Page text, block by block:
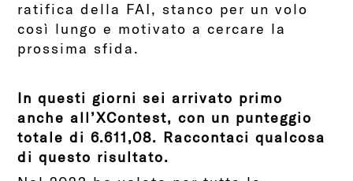
ratifica della FAI, stanco per un volo
così lungo e motivato a cercare la
prossima sfida.
In questi giorni sei arrivato primo
anche all’XContest, con un punteggio
totale di 6.611,08. Raccontaci qualcosa
di questo risultato.